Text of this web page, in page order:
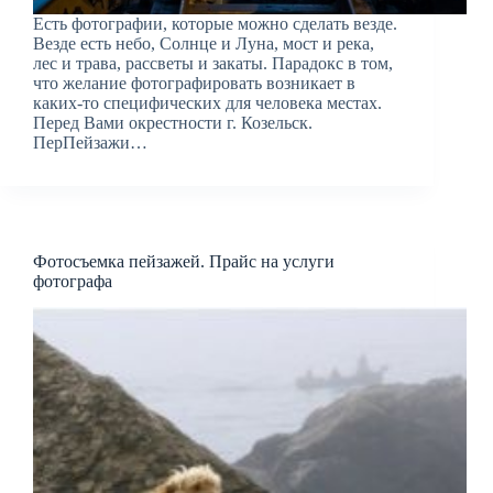
Есть фотографии, которые можно сделать везде.
Везде есть небо, Солнце и Луна, мост и река,
лес и трава, рассветы и закаты. Парадокс в том,
что желание фотографировать возникает в
каких-то специфических для человека местах.
Перед Вами окрестности г. Козельск.
ПерПейзажи…
Фотосъемка пейзажей. Прайс на услуги
фотографа